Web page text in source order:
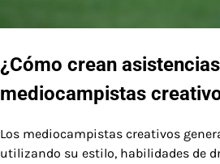
¿Cómo crean
mediocampistas
Los mediocampistas creativos
utilizando su estilo, habilidades de